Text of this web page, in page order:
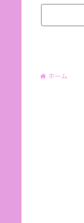
ホーム